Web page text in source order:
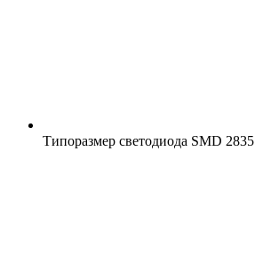
Типоразмер светодиода SMD 2835